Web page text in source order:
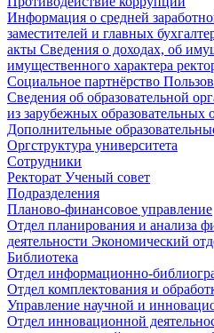
Информация о средней
заместителей и главных
акты Сведения о доходах, об
имущественного характера
Социальное партнёрство
Сведения об образовательной
из зарубежных образовательных
Дополнительные
Оргструктура университета
Сотрудники
Ректорат Ученый совет
Подразделения
Планово-финансовое управление
Отдел планирования и анализа
деятельности Экономический
Библиотека
Отдел информационно-
Отдел комплектования и
Управление научной и
Отдел инновационной